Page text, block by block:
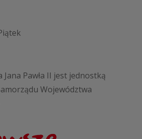
Pawła II jest jednostką
Województwa